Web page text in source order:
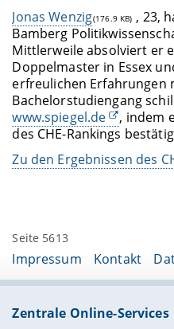
Jonas Wenzig(176.9 KB) , 23,
Bamberg
Mittlerweile absolviert er
Doppelmaster in Essex
erfreulichen Erfahrungen
Bachelorstudiengang
www.spiegel.de
, indem
des CHE-Rankings
Zu den Ergebnissen des
Seite 5613
Impressum Kontakt
Zentrale Online-Services